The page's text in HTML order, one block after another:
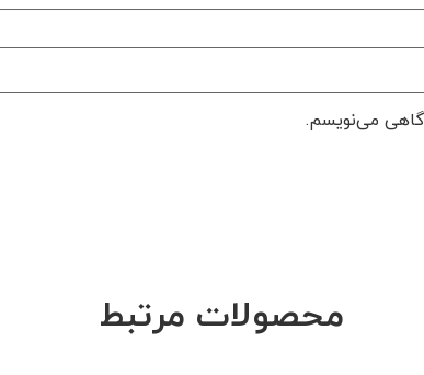
می‌نویسم.
محصولات مرتبط